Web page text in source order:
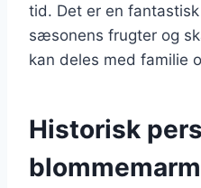
tid. Det er en
sæsonens frugter og
kan deles med familie
Historisk